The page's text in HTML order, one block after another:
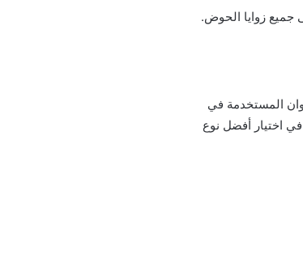
زوايا الحوض.
المستخدمة في
اختيار أفضل نوع